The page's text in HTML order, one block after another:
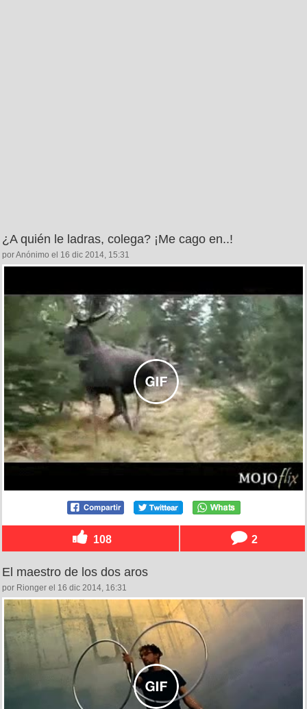
¿A quién le ladras, colega? ¡Me cago en..!
por Anónimo el 16 dic 2014, 15:31
108 2
El maestro de los dos aros
por Rionger el 16 dic 2014, 16:31